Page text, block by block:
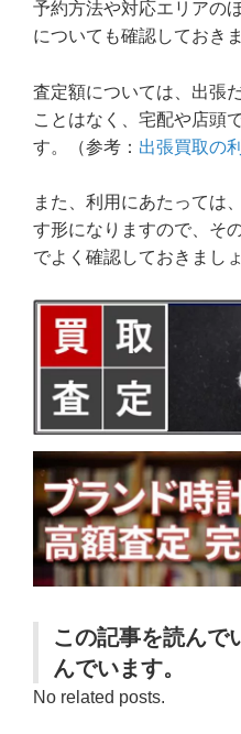
予約方法や対応エリアの
についても確認しておき
査定額については、出張
ことはなく、宅配や店頭
す。（参考： 出張買取の
また、利用にあたっては
す形になりますので、そ
でよく確認しておきましょ
この記事を読んで
んでいます。
No related posts.